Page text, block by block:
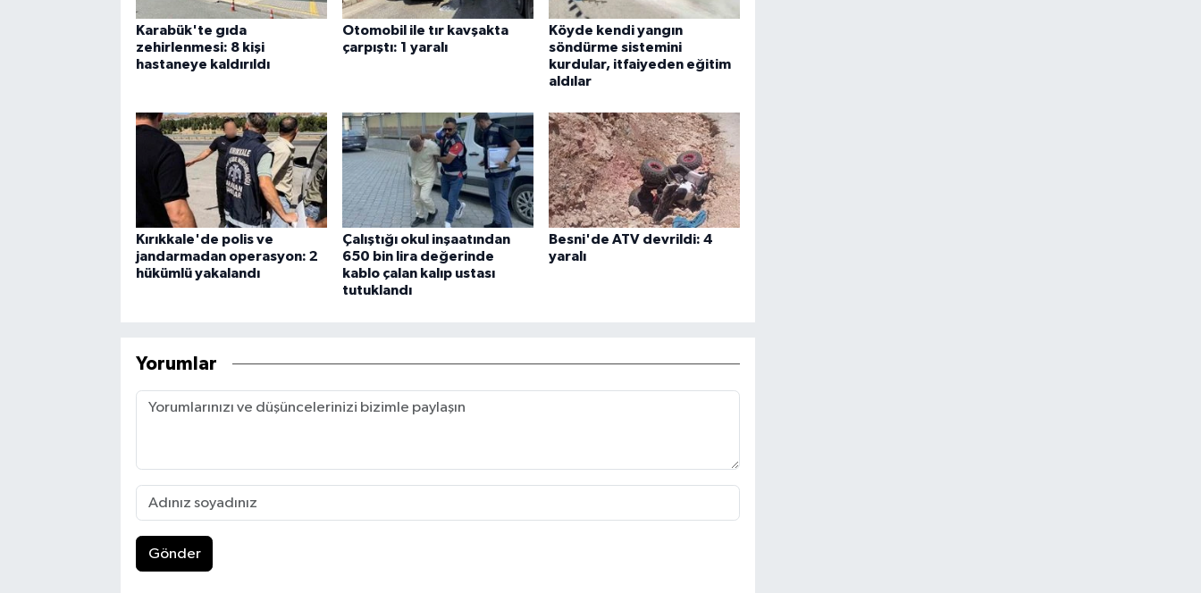
Karabük'te gıda
zehirlenmesi: 8 kişi
hastaneye kaldırıldı
Otomobil ile tır kavşakta
çarpıştı: 1 yaralı
Köyde kendi yangın
söndürme sistemini
kurdular, itfaiyeden eğitim
aldılar
Kırıkkale'de polis ve
jandarmadan operasyon: 2
hükümlü yakalandı
Çalıştığı okul inşaatından
650 bin lira değerinde
kablo çalan kalıp ustası
tutuklandı
Besni'de ATV devrildi: 4
yaralı
Yorumlar
Gönder